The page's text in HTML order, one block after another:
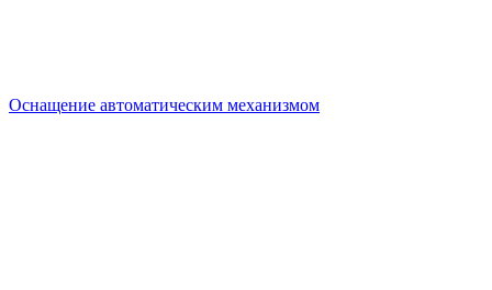
Оснащение автоматическим механизмом